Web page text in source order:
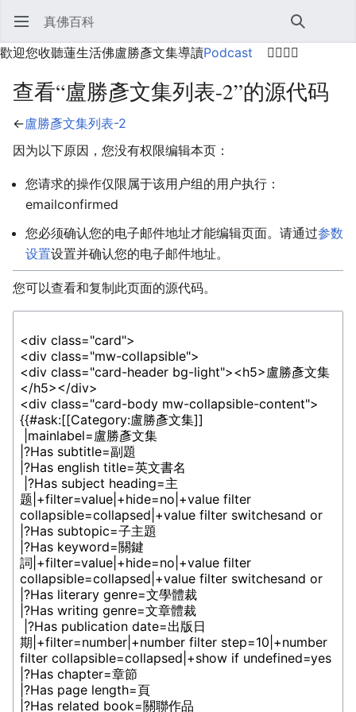
打开主菜单 真佛百科 搜索
歡迎您收聽蓮生活佛盧勝彥文集導讀Podcast 🙋‍♂️🙋‍♀️
查看“盧勝彥文集列表-2”的源代码
←盧勝彥文集列表-2
因为以下原因，您没有权限编辑本页：
您请求的操作仅限属于该用户组的用户执行：
emailconfirmed
您必须确认您的电子邮件地址才能编辑页面。请通过参数
设置设置并确认您的电子邮件地址。
您可以查看和复制此页面的源代码。